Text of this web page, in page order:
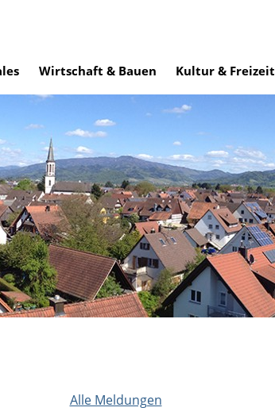
Wirtschaft & Bauen Kultur & Freizeit
Alle Meldungen